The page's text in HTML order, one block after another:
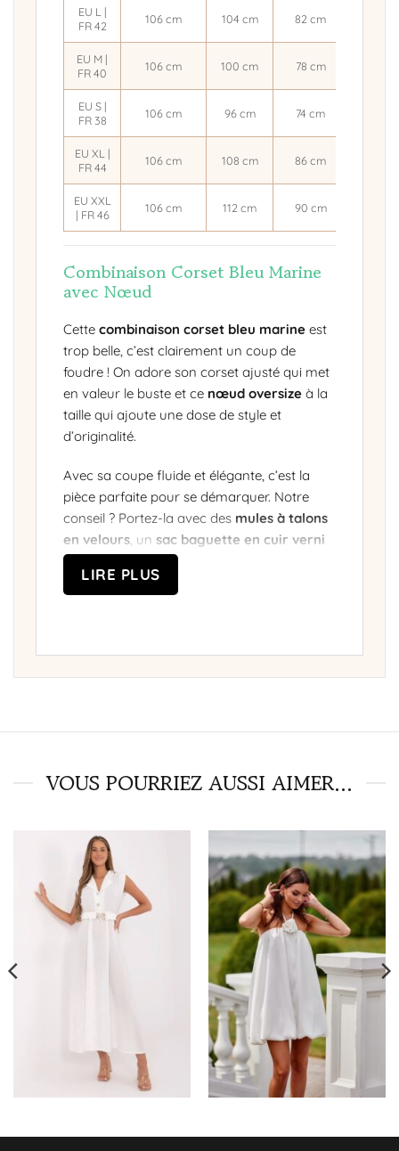
EU L |
FR 42
106 cm 104 cm 82 cm
EU M |
FR 40
106 cm 100 cm 78 cm
EU S |
FR 38
106 cm 96 cm 74 cm
EU XL |
FR 44
106 cm 108 cm 86 cm
EU XXL
| FR 46
106 cm 112 cm 90 cm
Combinaison Corset Bleu Marine
avec Nœud
Cettecombinaison corset bleu marine est
trop belle, c’est clairement un coup de
foudre ! On adore son corset ajusté qui met
en valeur le buste et ce nœud oversize à la
taille qui ajoute une dose de style et
d’originalité.
Avec sa coupe fluide et élégante, c’est la
pièce parfaite pour se démarquer. Notre
conseil ? Portez-la avec des mules à talons
en velours, unsac baguette en cuir verni
et des
boucles d’oreilles pendantes en
cristal. Résultat ? Un look chic et audacieux,
4 détails qu’on adore sur cette
combinaison
Nœud XXL qui attire tous les regards✅ Tissu
chic, dîner romantique ou mariage.✨
Impossible de ne pas craquer ! ✨
LIRE PLUS
VOUS POURRIEZ AUSSI AIMER...